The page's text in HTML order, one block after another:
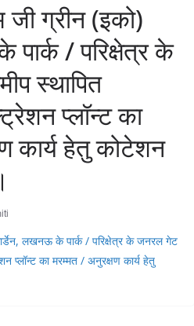
जी ग्रीन (इको)
/ परिक्षेत्र के
स्थापित
प्लॉन्ट का
कार्य हेतु कोटेशन
लखनऊ के पार्क / परिक्षेत्र के जनरल गेट
प्लॉन्ट का मरम्मत / अनुरक्षण कार्य हेतु